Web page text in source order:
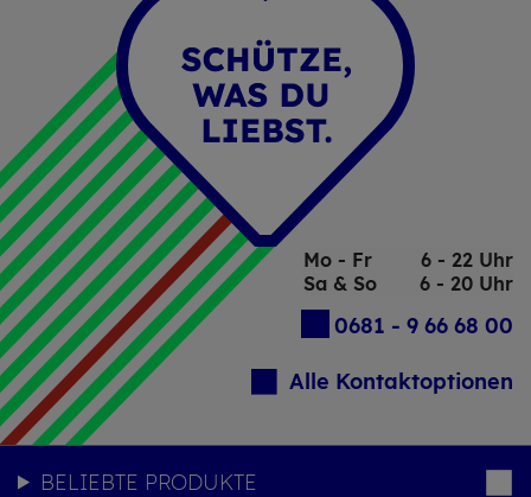
Mo - Fr
6 - 22 Uhr
Sa & So
6 - 20 Uhr
0681 - 9 66 68 00
Alle Kontaktoptionen
BELIEBTE PRODUKTE